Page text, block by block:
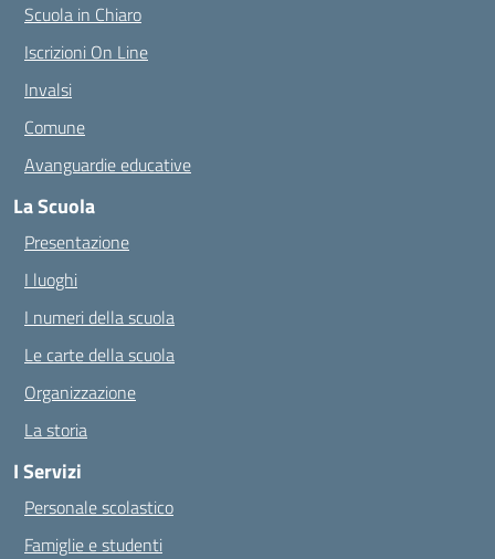
Scuola in Chiaro
Iscrizioni On Line
Invalsi
Comune
Avanguardie educative
La Scuola
Presentazione
I luoghi
I numeri della scuola
Le carte della scuola
Organizzazione
La storia
I Servizi
Personale scolastico
Famiglie e studenti